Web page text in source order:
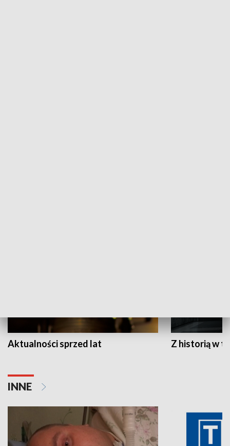
Aktualności sprzed lat Z historią w
INNE